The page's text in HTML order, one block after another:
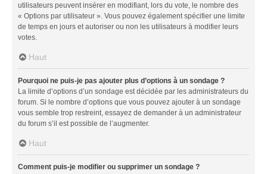
utilisateurs peuvent insérer en modifiant, lors du vote, le nombre des
« Options par utilisateur ». Vous pouvez également spécifier une limite
de temps en jours et autoriser ou non les utilisateurs à modifier leurs
votes.
Haut
Pourquoi ne puis-je pas ajouter plus d’options à un sondage ?
La limite d’options d’un sondage est décidée par les administrateurs du
forum. Si le nombre d’options que vous pouvez ajouter à un sondage
vous semble trop restreint, essayez de demander à un administrateur
du forum s’il est possible de l’augmenter.
Haut
Comment puis-je modifier ou supprimer un sondage ?